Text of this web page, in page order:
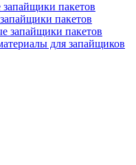
пакетов
пакетов
запайщики пакетов
для запайщиков